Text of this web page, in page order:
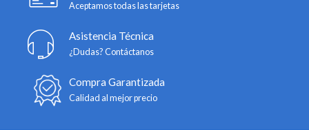
Aceptamos todas las tarjetas
Asistencia Técnica
¿Dudas? Contáctanos
Compra Garantizada
Calidad al mejor precio